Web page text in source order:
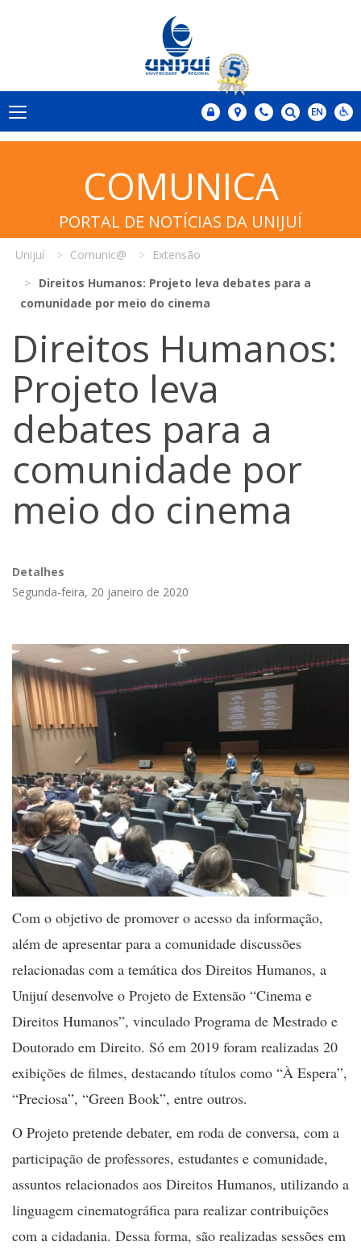
COMUNICA
PORTAL DE NOTÍCIAS DA UNIJUÍ
Unijuí Comunic@
Extensão
Direitos Humanos: Projeto leva debates para a
comunidade por meio do cinema
Direitos Humanos:
Projeto leva
debates para a
comunidade por
meio do cinema
Detalhes
Segunda-feira, 20 janeiro de 2020
Com o objetivo de promover o acesso da informação,
além de apresentar para a comunidade discussões
relacionadas com a temática dos Direitos Humanos, a
Unijuí desenvolve o Projeto de Extensão “Cinema e
Direitos Humanos”, vinculado Programa de Mestrado e
Doutorado em Direito. Só em 2019 foram realizadas 20
exibições de filmes, destacando títulos como “À Espera”,
“Preciosa”, “Green Book”, entre outros.
O Projeto pretende debater, em roda de conversa, com a
participação de professores, estudantes e comunidade,
assuntos relacionados aos Direitos Humanos, utilizando a
linguagem cinematográfica para realizar contribuições
com a cidadania. Dessa forma, são realizadas sessões em